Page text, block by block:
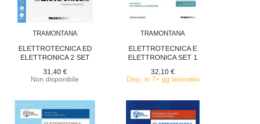
TRAMONTANA
ELETTROTECNICA ED
ELETTRONICA 2 SET
31,40 €
Non disponibile
TRAMONTANA
ELETTROTECNICA E
ELETTRONICA SET 1
32,10 €
Disp. in 7+ gg lavorativi